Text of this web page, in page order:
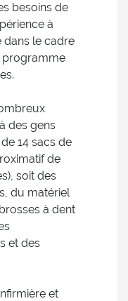
besoins de
à
dans le cadre
programme
des gens
14 sacs de
de
soit des
du matériel
à dent
et des
et